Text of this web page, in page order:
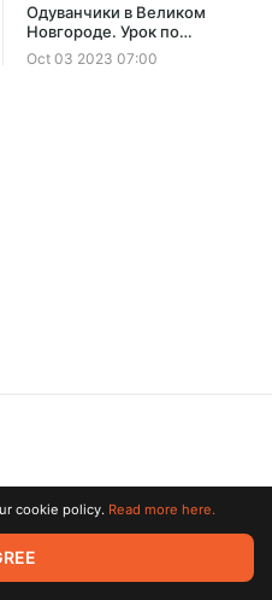
Одуванчики в Великом
Новгороде. Урок по
рисованию гуашью
Oct 03 2023 07:00
rights reserved. All trademarks
owners.
cookie policy. Read more here.